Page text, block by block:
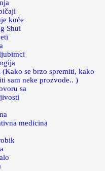
kuće
Shui
se brzo spremiti, kako
sam neke prozvode.. )
sa
medicina